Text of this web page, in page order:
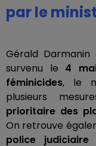
par le
Gérald
survenu le 4
féminicides, le
plusieurs
prioritaire des
On retrouve
police judiciaire